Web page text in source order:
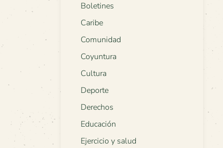
Boletines
Caribe
Comunidad
Coyuntura
Cultura
Deporte
Derechos
Educación
Ejercicio y salud